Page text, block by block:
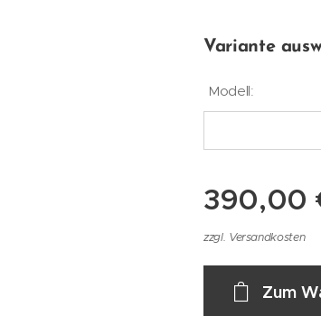
Variante
Modell:
390,00
zzgl. Versandkosten
Zum